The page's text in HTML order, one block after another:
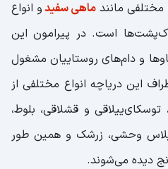
مانند ماهی سفیدو انواع
است. در پیرامون این
و دام‌های روستاییان مشغول
این دریاچه انواع مختلفی از
و قشلاقی، بلوط،
گیلاس وحشی، زرشک و همین طور
دیده می‌شوند.